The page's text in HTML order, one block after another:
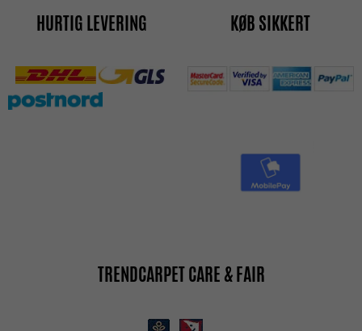
HURTIG LEVERING KØB SIKKERT
TRENDCARPET CARE & FAIR